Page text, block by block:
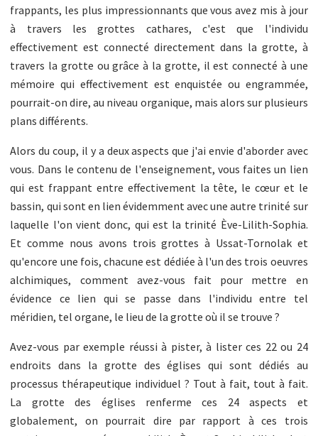
frappants, les plus impressionnants que vous avez mis à jour
à travers les grottes cathares, c'est que l'individu
effectivement est connecté directement dans la grotte, à
travers la grotte ou grâce à la grotte, il est connecté à une
mémoire qui effectivement est enquistée ou engrammée,
pourrait-on dire, au niveau organique, mais alors sur plusieurs
plans différents.
Alors du coup, il y a deux aspects que j'ai envie d'aborder avec
vous. Dans le contenu de l'enseignement, vous faites un lien
qui est frappant entre effectivement la tête, le cœur et le
bassin, qui sont en lien évidemment avec une autre trinité sur
laquelle l'on vient donc, qui est la trinité Ève-Lilith-Sophia.
Et comme nous avons trois grottes à Ussat-Tornolak et
qu'encore une fois, chacune est dédiée à l'un des trois oeuvres
alchimiques, comment avez-vous fait pour mettre en
évidence ce lien qui se passe dans l'individu entre tel
méridien, tel organe, le lieu de la grotte où il se trouve ?
Avez-vous par exemple réussi à pister, à lister ces 22 ou 24
endroits dans la grotte des églises qui sont dédiés au
processus thérapeutique individuel ? Tout à fait, tout à fait.
La grotte des églises renferme ces 24 aspects et
globalement, on pourrait dire par rapport à ces trois